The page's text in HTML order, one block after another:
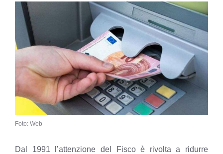
Foto: Web
Dal 1991 l’attenzione del Fisco è rivolta a ridurre